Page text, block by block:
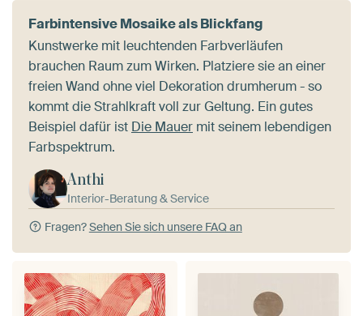
Farbintensive Mosaike als Blickfang
Kunstwerke mit leuchtenden Farbverläufen
brauchen Raum zum Wirken. Platziere sie an einer
freien Wand ohne viel Dekoration drumherum - so
kommt die Strahlkraft voll zur Geltung. Ein gutes
Beispiel dafür ist Die Mauer mit seinem lebendigen
Farbspektrum.
Anthi
Interior-Beratung & Service
Fragen?Sehen Sie sich unsere FAQ an